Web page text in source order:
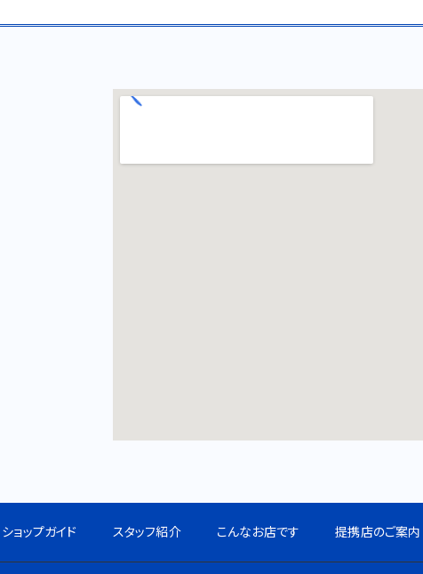
ショップガイド スタッフ紹介 こんなお店です 提携店のご案内